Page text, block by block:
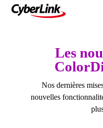
Les
Nos dernières
nouvelles